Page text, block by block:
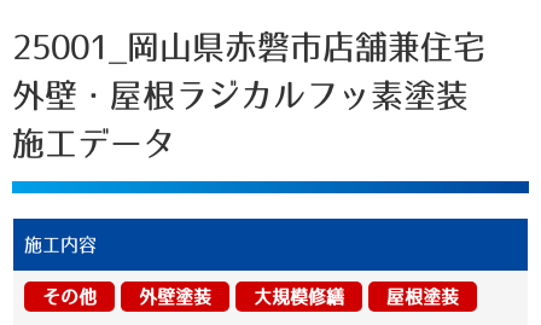
25001_岡山県赤磐市店舗兼住宅
外壁・屋根ラジカルフッ素塗装
施工データ
施工内容
その他 外壁塗装 大規模修繕 屋根塗装